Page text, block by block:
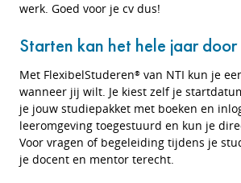
werk. Goed voor je cv dus!
Starten kan het hele jaar door
Met FlexibelStuderen® van NTI kun je
wanneer jij wilt. Je kiest zelf je
je jouw studiepakket met boeken en
leeromgeving toegestuurd en kun je
Voor vragen of begeleiding tijdens je
je docent en mentor terecht.